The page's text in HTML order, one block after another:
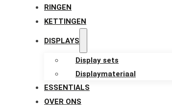
RINGEN
KETTINGEN
DISPLAYS
Display sets
Displaymateriaal
ESSENTIALS
OVER ONS